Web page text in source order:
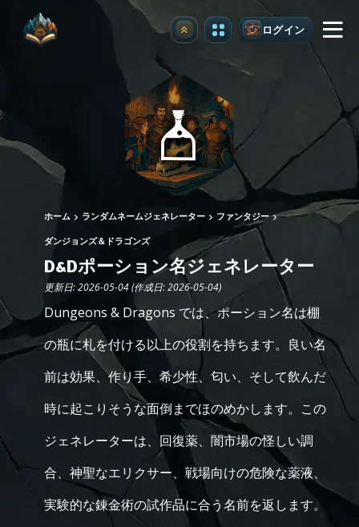
アップグレード ログイン
ホーム ランダムネームジェネレーター ファンタジー
ダンジョンズ＆ドラゴンズ
D&Dポーション名ジェネレーター
更新日: 2026-05-04 (作成日: 2026-05-04)
Dungeons & Dragons では、ポーション名は棚
の瓶に札を付ける以上の役割を持ちます。良い名
前は効果、作り手、希少性、匂い、そして飲んだ
時に起こりそうな面倒までほのめかします。この
ジェネレーターは、回復薬、闇市場の怪しい調
合、神聖なエリクサー、戦場向けの危険な薬液、
実験的な錬金術の試作品に合う名前を返します。